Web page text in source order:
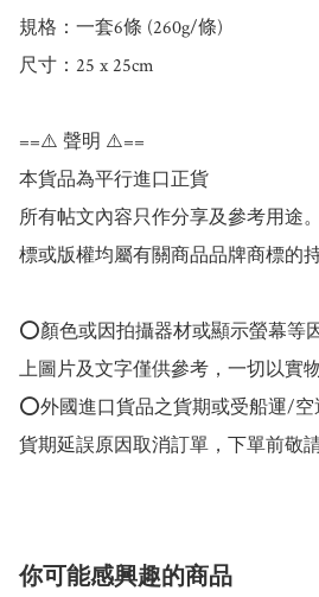
規格：一套6條 (260g/條)
尺寸：25 x 25cm
==⚠️ 聲明 ⚠️==
本貨品為平行進口正貨
所有帖文內容只作分享及參考用途
標或版權均屬有關商品品牌商標的
⭕顏色或因拍攝器材或顯示螢幕等
上圖片及文字僅供參考，一切以實
⭕外國進口貨品之貨期或受船運/
貨期延誤原因取消訂單，下單前敬
你可能感興趣的商品